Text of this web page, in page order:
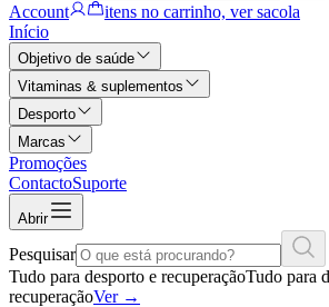
Account
itens no carrinho, ver sacola
Início
Objetivo de saúde
Vitaminas & suplementos
Desporto
Marcas
Promoções
ContactoSuporte
Abrir
Pesquisar
Tudo para desporto e recuperaçãoTudo para
recuperaçãoVer →